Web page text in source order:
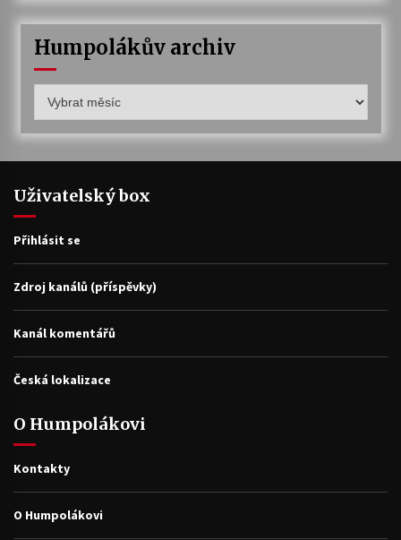
Humpolákův archiv
archiv
Uživatelský box
Přihlásit se
Zdroj kanálů (příspěvky)
Kanál komentářů
Česká lokalizace
O Humpolákovi
Kontakty
O Humpolákovi